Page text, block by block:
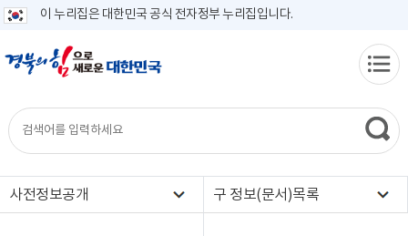
이 누리집은 대한민국 공식 전자정부 누리집입니다.
사전정보공개 구 정보(문서)목록